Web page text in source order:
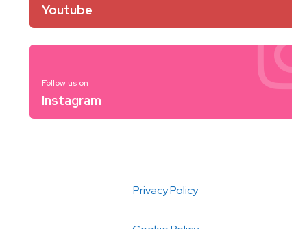
Youtube
Follow us on
Instagram
Privacy Policy